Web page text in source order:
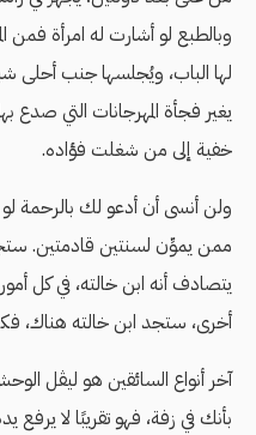
وبالطبع لو أشارت له امرأة فمن
لها الباب، ويُجلسها جنب أحلى
يغير فجأة المهرجانات التي صدع
خفية إلى من شغلت فؤاده.
ولن أنسى أن أدعو لك بالرحمة لو
ممن يموِّن لسنتين قادمتين.
يتصادف أنه ابن خالته، في كل
أخرى، ستجد ابن خالته هناك،
آخر أنواع السائقين هو ليڤل
بأنك في زفة، فهو تقريبًا لا